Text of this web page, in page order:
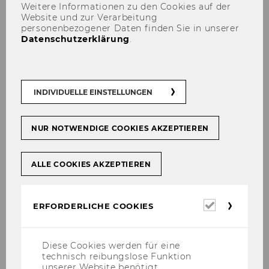
Schritt 2: Aufnahme- und
Bewerbungsverfahren
2027/28 winter semester:
The
deadlines.The earlier you apply,
Weitere Informationen zu den Cookies auf der
Website und zur Verarbeitung
personenbezogener Daten finden Sie in unserer
Datenschutzerklärung.
INDIVIDUELLE EINSTELLUNGEN
NUR NOTWENDIGE COOKIES AKZEPTIEREN
ALLE COOKIES AKZEPTIEREN
ERFORDERLICHE COOKIES
Diese Cookies werden für eine
technisch reibungslose Funktion